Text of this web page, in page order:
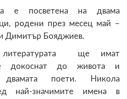
е посветена на двама
родени през месец май –
Димитър Бояджиев.
литературата ще имат
докоснат до живота и
двамата поети. Никола
най-значимите имена в